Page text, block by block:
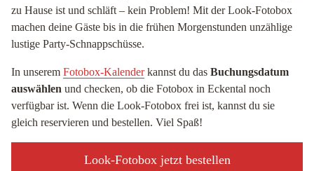
zu Hause ist und schläft – kein Problem! Mit der Look-Fotobox
machen deine Gäste bis in die frühen Morgenstunden unzählige
lustige Party-Schnappschüsse.
In unserem Fotobox-Kalenderkannst du das Buchungsdatum
auswählen und checken, ob die Fotobox in Eckental noch
verfügbar ist. Wenn die Look-Fotobox frei ist, kannst du sie
gleich reservieren und bestellen. Viel Spaß!
Look-Fotobox jetzt bestellen